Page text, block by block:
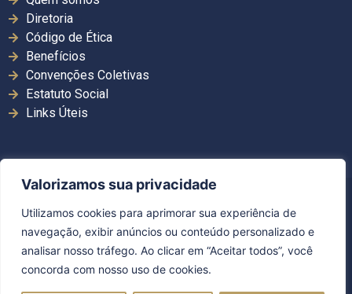
Valorizamos sua privacidade
Utilizamos cookies para aprimorar sua experiência de
navegação, exibir anúncios ou conteúdo personalizado e
analisar nosso tráfego. Ao clicar em “Aceitar todos”, você
concorda com nosso uso de cookies.
Diretoria
Código de Ética
Benefícios
Convenções Coletivas
Estatuto Social
Links Úteis
Copyright ©2026. Sincor MS | Todos os direitos
reservados.
Desenvolvido por Guerra Comunicação
Política de Privacidade